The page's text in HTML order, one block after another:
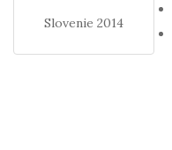
Slovenie 2014